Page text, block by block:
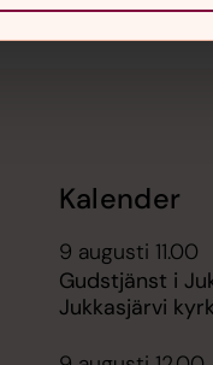
Kalender
9 augusti 11.00
Gudstjänst i
Jukkasjärvi